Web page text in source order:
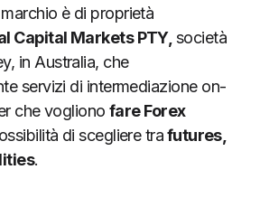
è di proprietà
Capital Markets PTY,società
in Australia, che
servizi di intermediazione on-
che voglionofare Forex
di scegliere trafutures,
.